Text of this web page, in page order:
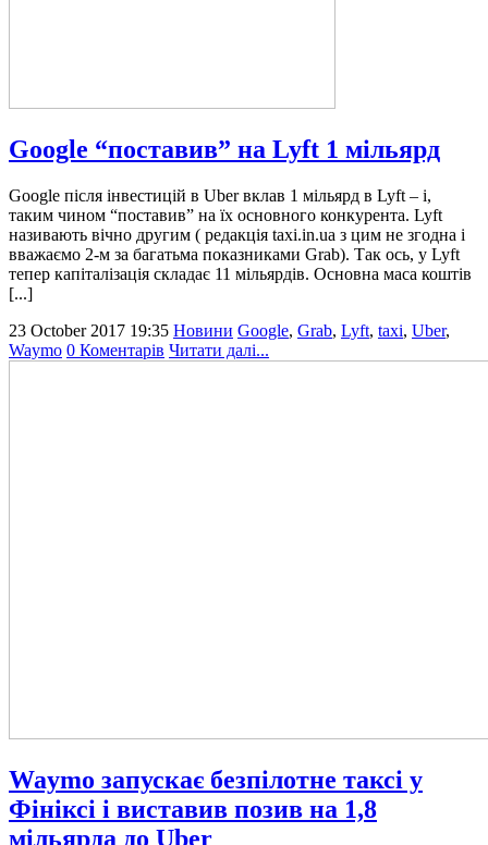
Google “поставив” на Lyft 1 мільярд
Google після інвестицій в Uber вклав 1 мільярд в Lyft – і,
таким чином “поставив” на їх основного конкурента. Lyft
називають вічно другим ( редакція taxi.in.ua з цим не згодна і
вважаємо 2-м за багатьма показниками Grab). Так ось, у Lyft
тепер капіталізація складає 11 мільярдів. Основна маса коштів
[...]
23 October 2017 19:35 Новини Google, Grab, Lyft, taxi, Uber,
Waymo 0 Коментарів Читати далі...
Waymo запускає безпілотне таксі у
Фініксі і виставив позив на 1,8
мільярда до Uber